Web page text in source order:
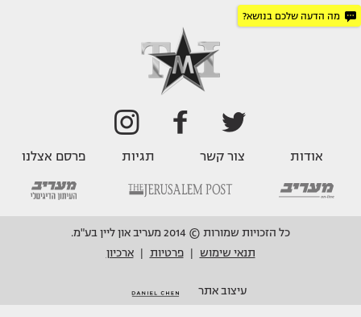
מה הדעה שלכם בנושא?
אודות צור קשר תגיות פרסם אצלנו
כל הזכויות שמורות © 2014 מעריב און ליין בע"מ.
תנאי שימוש
פרטיות ארכיון
עיצוב אתר